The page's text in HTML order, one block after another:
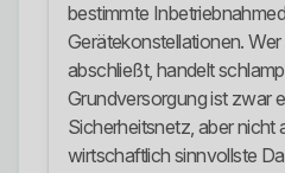
bestimmte
Gerätekonstellationen.
abschließt, handelt
Grundversorgung ist zwar
Sicherheitsnetz, aber nicht
wirtschaftlich sinnvollste